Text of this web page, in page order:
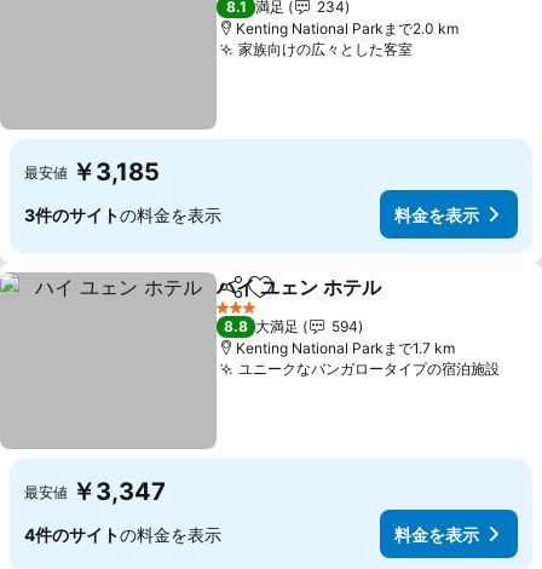
8.1 満足
234
Kenting National Parkまで2.0 km
家族向けの広々とした客室
最安値 ￥3,185
3件のサイトの料金を表示 料金を表示
シェアお気に入りに追加
ハイ ユェン ホテル
3 ホテルのランク
8.8 大満足
594
Kenting National Parkまで1.7 km
ユニークなバンガロータイプの宿泊施設
最安値 ￥3,347
4件のサイトの料金を表示 料金を表示